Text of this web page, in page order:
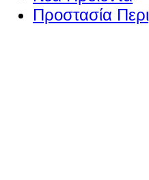
Προστασία